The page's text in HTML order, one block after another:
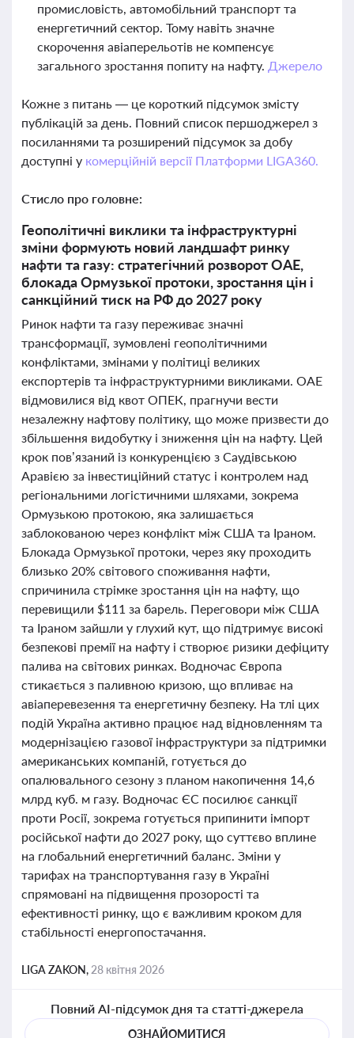
промисловість, автомобільний транспорт та
енергетичний сектор. Тому навіть значне
скорочення авіаперельотів не компенсує
загального зростання попиту на нафту. Джерело
Кожне з питань — це короткий підсумок змісту
публікацій за день. Повний список першоджерел з
посиланнями та розширений підсумок за добу
доступні у комерційній версії Платформи LIGA360.
Стисло про головне:
Геополітичні виклики та інфраструктурні
зміни формують новий ландшафт ринку
нафти та газу: стратегічний розворот ОАЕ,
блокада Ормузької протоки, зростання цін і
санкційний тиск на РФ до 2027 року
Ринок нафти та газу переживає значні
трансформації, зумовлені геополітичними
конфліктами, змінами у політиці великих
експортерів та інфраструктурними викликами. ОАЕ
відмовилися від квот ОПЕК, прагнучи вести
незалежну нафтову політику, що може призвести до
збільшення видобутку і зниження цін на нафту. Цей
крок пов’язаний із конкуренцією з Саудівською
Аравією за інвестиційний статус і контролем над
регіональними логістичними шляхами, зокрема
Ормузькою протокою, яка залишається
заблокованою через конфлікт між США та Іраном.
Блокада Ормузької протоки, через яку проходить
близько 20% світового споживання нафти,
спричинила стрімке зростання цін на нафту, що
перевищили $111 за барель. Переговори між США
та Іраном зайшли у глухий кут, що підтримує високі
безпекові премії на нафту і створює ризики дефіциту
палива на світових ринках. Водночас Європа
стикається з паливною кризою, що впливає на
авіаперевезення та енергетичну безпеку. На тлі цих
подій Україна активно працює над відновленням та
модернізацією газової інфраструктури за підтримки
американських компаній, готується до
опалювального сезону з планом накопичення 14,6
млрд куб. м газу. Водночас ЄС посилює санкції
проти Росії, зокрема готується припинити імпорт
російської нафти до 2027 року, що суттєво вплине
на глобальний енергетичний баланс. Зміни у
тарифах на транспортування газу в Україні
спрямовані на підвищення прозорості та
ефективності ринку, що є важливим кроком для
стабільності енергопостачання.
LIGA ZAKON, 28 квітня 2026
Повний AI-підсумок дня та статті-джерела
ОЗНАЙОМИТИСЯ